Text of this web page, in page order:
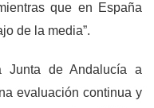
que en España
de la media”.
Junta de Andalucía a
evaluación continua y